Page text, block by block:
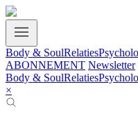
Body & SoulRelaties
ABONNEMENT Newsletter
Body & SoulRelaties
×